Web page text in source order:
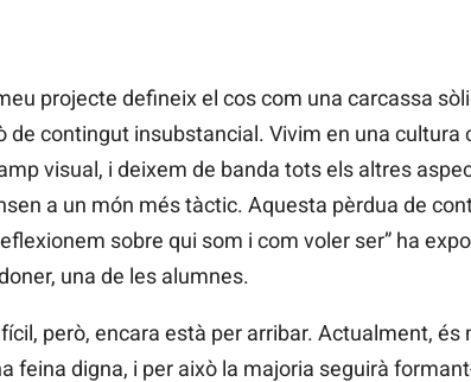
projecte defineix el cos com una carcassa
de contingut insubstancial. Vivim en una cultura
visual, i deixem de banda tots els altres
a un món més tàctic. Aquesta pèrdua de
sobre qui som i com voler ser” ha
una de les alumnes.
però, encara està per arribar. Actualment,
feina digna, i per això la majoria seguirà